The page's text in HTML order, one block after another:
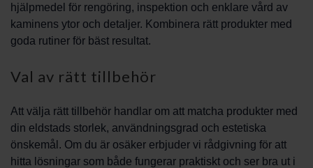
hjälpmedel för rengöring, inspektion och enklare vård av
kaminens ytor och detaljer. Kombinera rätt produkter med
goda rutiner för bäst resultat.
Val av rätt tillbehör
Att välja rätt tillbehör handlar om att matcha produkter med
din eldstads storlek, användningsgrad och estetiska
önskemål. Om du är osäker erbjuder vi rådgivning för att
hitta lösningar som både fungerar praktiskt och ser bra ut i